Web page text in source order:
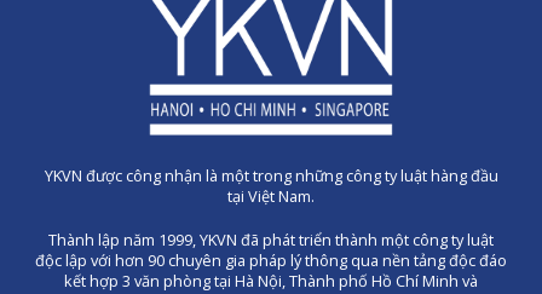
YKVN được công nhận là một trong những công ty luật hàng đầu
tại Việt Nam.
Thành lập năm 1999, YKVN đã phát triển thành một công ty luật
độc lập với hơn 90 chuyên gia pháp lý thông qua nền tảng độc đáo
kết hợp 3 văn phòng tại Hà Nội, Thành phố Hồ Chí Minh và